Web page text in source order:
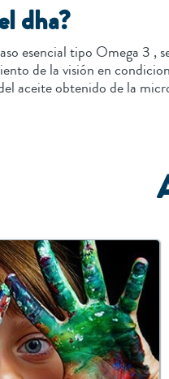
dha?
esencial tipo Omega 3 ,
de la visión en
aceite obtenido de la